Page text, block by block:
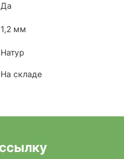
Да
1,2 мм
Натур
На складе